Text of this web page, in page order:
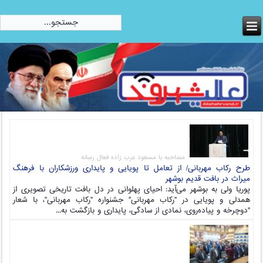
مصاحبه با مسعود عرب زاده فعال رسانه
طرح رکاب مهربانی/ از تعامل تا پویایی و پایداری ورزشکاران با فرهنگ
میراث در بافت قدیم بوشهر
پوریا ولی به بوشهر می‌آید: احیای پهلوانی در دل بافت تاریخی تصویری از
همدلی و پویایی در "رکاب مهربانی" جشنواره "رکاب مهربانی"، با شعار
"دوچرخه و پیاده‌روی، نمادی از سادگی، پایداری و بازگشت به...